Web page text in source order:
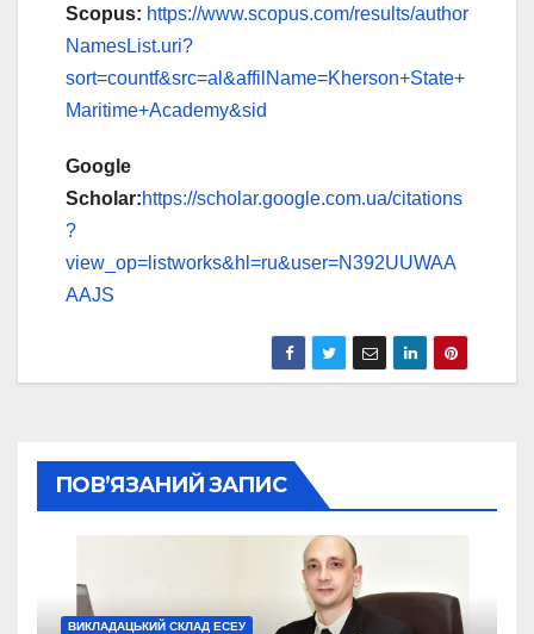
Scopus: https://www.scopus.com/results/author
NamesList.uri?
sort=countf&src=al&affilName=Kherson+State+
Maritime+Academy&sid
Google
Scholar:https://scholar.google.com.ua/citations
?
view_op=listworks&hl=ru&user=N392UUWAA
AAJS
ПОВ’ЯЗАНИЙ ЗАПИС
ВИКЛАДАЦЬКИЙ СКЛАД ЕСЕУ